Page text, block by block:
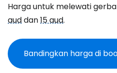
Harga untuk melewati
auddan15 aud.
Bandingkan harga di